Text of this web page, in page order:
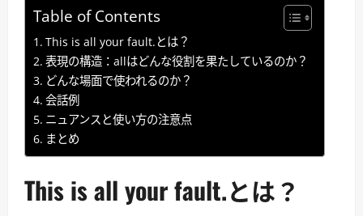
Table of Contents
This is all your fault.とは？
表現の構造：allはどんな役割を果たしているのか？
どんな場面で使われるのか？
会話例
ニュアンスと使い方の注意点
まとめ
This is all your fault.とは？